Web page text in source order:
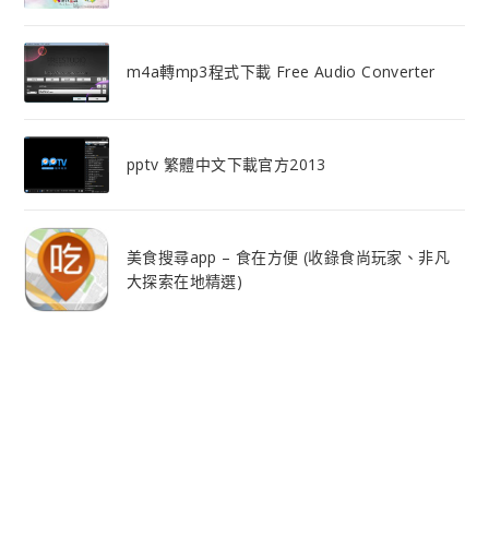
m4a轉mp3程式下載 Free Audio Converter
pptv 繁體中文下載官方2013
美食搜尋app – 食在方便 (收錄食尚玩家、非凡
大探索在地精選)